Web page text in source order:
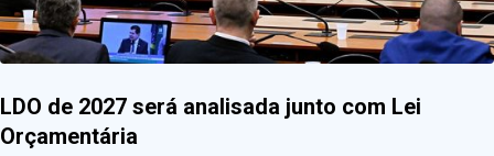
LDO de 2027 será analisada junto com Lei
Orçamentária